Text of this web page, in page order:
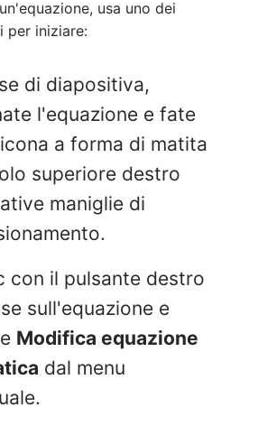
usa uno dei
per iniziare:
di diapositiva,
l'equazione e fate
a forma di matita
superiore destro
maniglie di
con il pulsante destro
sull'equazione e
Modifica equazione
dal menu